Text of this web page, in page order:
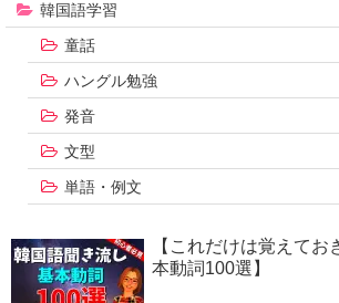
韓国語学習
童話
ハングル勉強
発音
文型
単語・例文
【これだけは覚えてお
本動詞100選】